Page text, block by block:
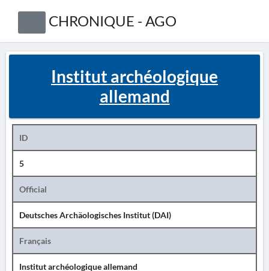
CHRONIQUE - AGO
Institut archéologique
allemand
ID
5
Official
Deutsches Archäologisches Institut (DAI)
Français
Institut archéologique allemand